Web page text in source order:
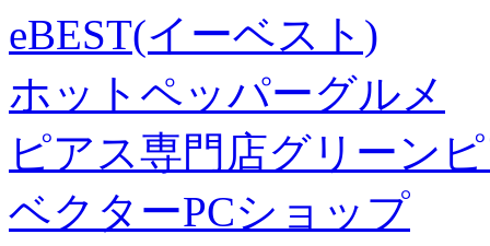
eBEST(イーベスト)
ホットペッパーグルメ
ピアス専門店グリーン
ベクターPCショップ